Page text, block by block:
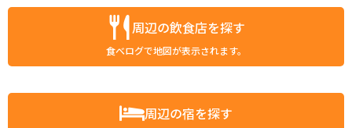
周辺の飲食店を探す
食べログで地図が表示されます。
周辺の宿を探す